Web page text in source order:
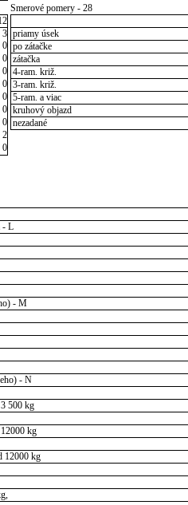
3
0
0
0
0
0
0
0
2
0
Smerové pomery - 28
priamy úsek
po zátačke
zátačka
4-ram. križ.
3-ram. križ.
5-ram. a viac
kruhový objazd
nezadané
- L
- M
- N
500 kg
kg
12000 kg